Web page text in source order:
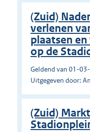
(Zuid)
verlenen
plaatsen
op de
Geldend van 01-
Uitgegeven door:
(Zuid)